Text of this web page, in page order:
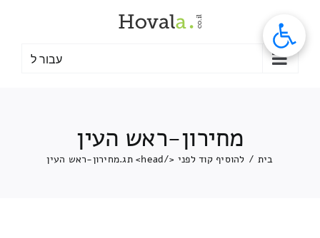
עבור ל
מחירון-ראש העין
בית / להוסיף קוד לפני </head> תג. מחירון-ראש העין